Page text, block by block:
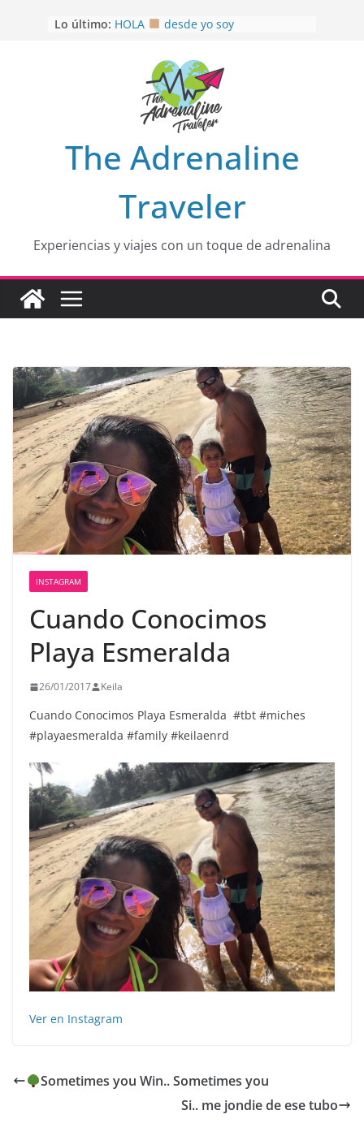
Lo último: OTRA PERSPECTIVA de RÍO EL
MULITO!
Aprovechando que Wen tenía que
EL SENDERO DEL CACAO: Excelente
opción
HOSPEDAJE AL NATURALSHH !!
The Adrenaline
Traveler
Experiencias y viajes con un toque de adrenalina
INSTAGRAM
Cuando Conocimos
Playa Esmeralda ️
26/01/2017 Keila
Cuando Conocimos Playa Esmeralda ️ #tbt #miches
#playaesmeralda #family #keilaenrd
Ver en Instagram
Sometimes you Win.. Sometimes you
Si.. me jondie de ese tubo